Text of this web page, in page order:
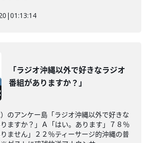
|01:13:14
「ラジオ沖縄以外で好きなラジオ
番組がありますか？」
のアンケー島「ラジオ沖縄以外で好きな
ますか？」Ａ「はい。あります」７８％
ません」２２％ティーサージ的沖縄の普